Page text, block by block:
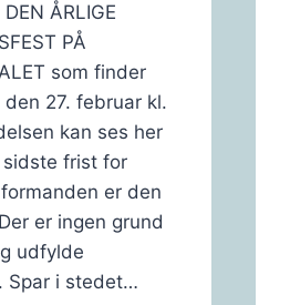
ÅRLIGE
PÅ
som finder
27. februar kl.
kan ses her
frist for
er den
er ingen grund
udfylde
Spar i stedet…